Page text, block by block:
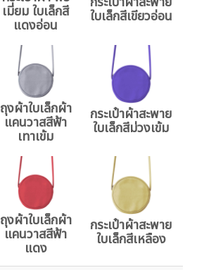
เมี่ยม ใบเล็กสี
แดงอ่อน ใบเล็กสีเขียวอ่อน
ถุงผ้าใบเล็กผ้า
แคนวาสสีฟ้า
เทาเข้ม
กระเป๋าผ้าสะพาย
ใบเล็กสีม่วงเข้ม
ถุงผ้าใบเล็กผ้า
แคนวาสสีฟ้า
แดง
กระเป๋าผ้าสะพาย
ใบเล็กสีเหลือง